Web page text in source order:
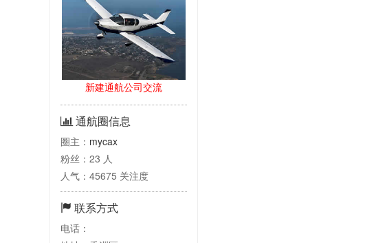
新建通航公司交流
通航圈信息
圈主： mycax
粉丝：23 人
人气：45675 关注度
联系方式
电话：